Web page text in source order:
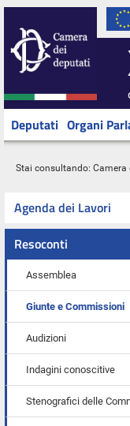
Deputati Organi
Stai consultando: Camera
Agenda dei Lavori
Resoconti
Assemblea
Giunte e Commissioni
Audizioni
Indagini conoscitive
Stenografici delle